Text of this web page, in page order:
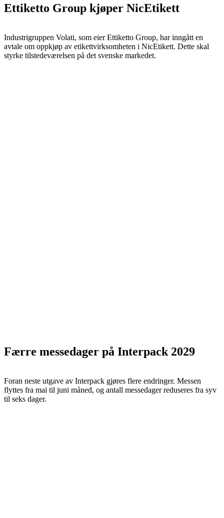
Ettiketto Group kjøper NicEtikett
Industrigruppen Volati, som eier Ettiketto Group, har inngått en
avtale om oppkjøp av etikettvirksomheten i NicEtikett. Dette skal
styrke tilstedeværelsen på det svenske markedet.
Færre messedager på Interpack 2029
Foran neste utgave av Interpack gjøres flere endringer. Messen
flyttes fra mai til juni måned, og antall messedager reduseres fra syv
til seks dager.